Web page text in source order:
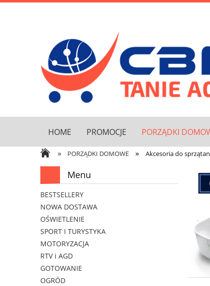
HOME PROMOCJE PORZĄDKI
»
PORZĄDKI DOMOWE » Akcesoria do
Menu
BESTSELLERY
NOWA DOSTAWA
OŚWIETLENIE
SPORT I TURYSTYKA
MOTORYZACJA
RTV i AGD
GOTOWANIE
OGRÓD